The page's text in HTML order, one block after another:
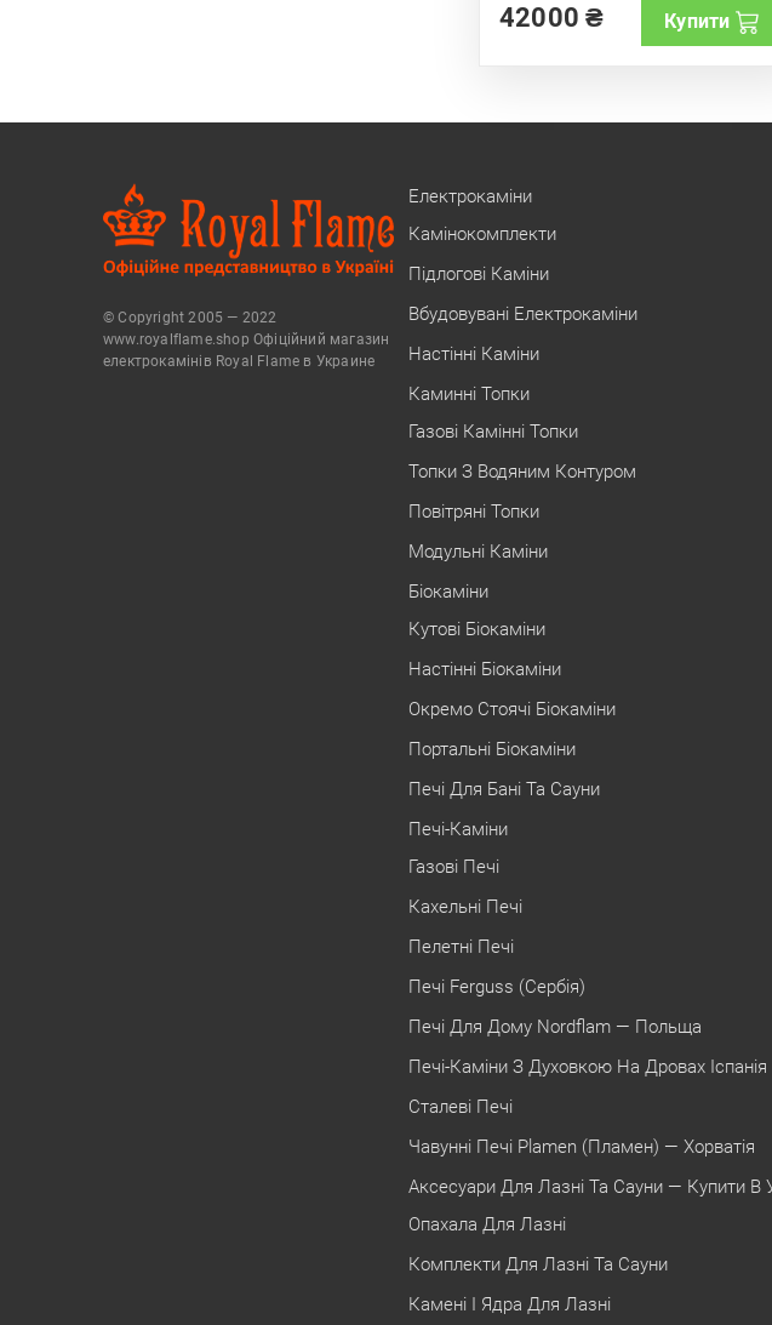
5
42000₴ Купити
© Copyright 2005 — 2022
www.royalflame.shop Офіційний магазин
електрокамінів Royal Flame в Украине
Електрокаміни
Камінокомплекти
Підлогові Каміни
Вбудовувані Електрокаміни
Настінні Каміни
Каминні Топки
Газові Камінні Топки
Топки З Водяним Контуром
Повітряні Топки
Модульні Каміни
Біокаміни
Кутові Біокаміни
Настінні Біокаміни
Окремо Стоячі Біокаміни
Портальні Біокаміни
Печі Для Бані Та Сауни
Печі-Каміни
Газові Печі
Кахельні Печі
Пелетні Печі
Печі Ferguss (Сербія)
Печі Для Дому Nordflam — Польща
Печі-Каміни З Духовкою На Дровах Іспанія
Сталеві Печі
Чавунні Печі Plamen (Пламен) — Хорватія
Аксесуари Для Лазні Та Сауни — Купити В
Опахала Для Лазні
Комплекти Для Лазні Та Сауни
Камені І Ядра Для Лазні